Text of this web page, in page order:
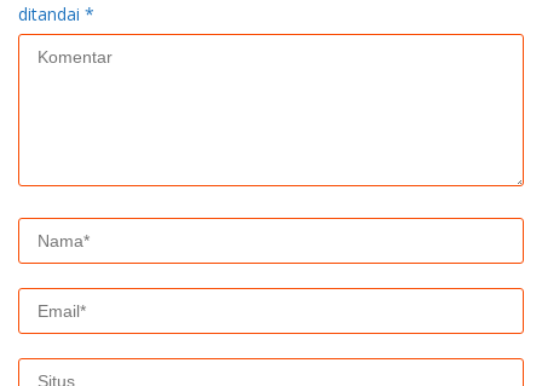
ditandai *